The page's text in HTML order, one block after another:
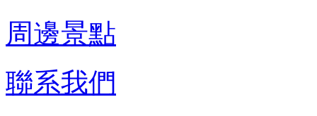
周邊景點
聯系我們